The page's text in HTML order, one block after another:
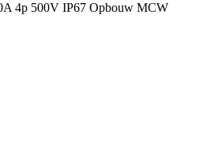
4p 500V IP67 Opbouw MCW